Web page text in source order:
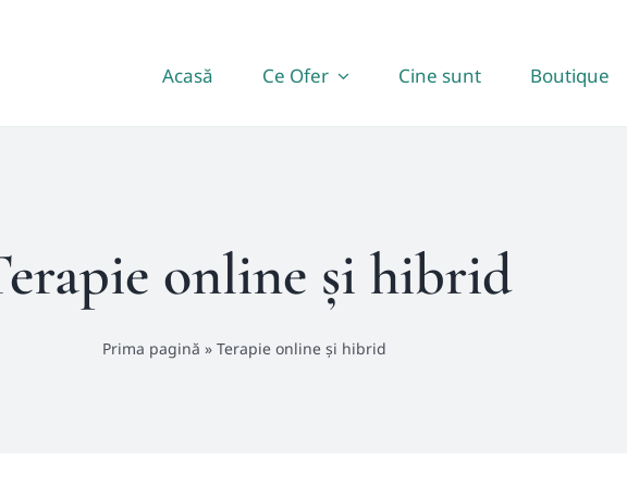
Acasă Ce Ofer Cine sunt Boutique
online și hibrid
Prima pagină » Terapie online și hibrid